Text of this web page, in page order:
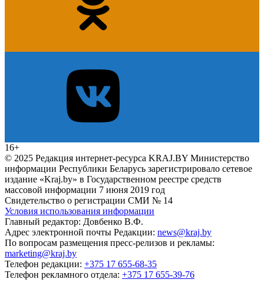
16+
© 2025 Редакция интернет-ресурса KRAJ.BY Министерство
информации Республики Беларусь зарегистрировало сетевое
издание «Kraj.by» в Государственном реестре средств
массовой информации 7 июня 2019 год
Свидетельство о регистрации СМИ № 14
Условия использования информации
Главный редактор: Довбенко В.Ф.
Адрес электронной почты Редакции: news@kraj.by
По вопросам размещения пресс-релизов и рекламы:
marketing@kraj.by
Телефон редакции: +375 17 655-68-35
Телефон рекламного отдела: +375 17 655-39-76